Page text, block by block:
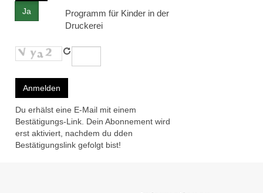
Ja
Programm für Kinder in der
Druckerei
Du erhälst eine E-Mail mit einem
Bestätigungs-Link. Dein Abonnement wird
erst aktiviert, nachdem du dden
Bestätigungslink gefolgt bist!